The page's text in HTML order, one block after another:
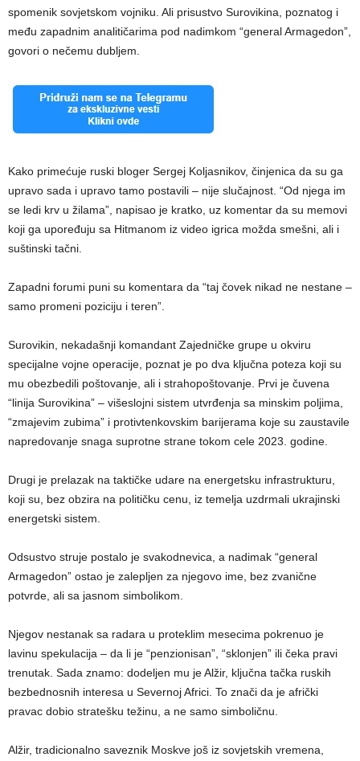
spomenik sovjetskom vojniku. Ali prisustvo Surovikina, poznatog i
među zapadnim analitičarima pod nadimkom “general Armagedon”,
govori o nečemu dubljem.
Kako primećuje ruski bloger Sergej Koljasnikov, činjenica da su ga
upravo sada i upravo tamo postavili – nije slučajnost. “Od njega im
se ledi krv u žilama”, napisao je kratko, uz komentar da su memovi
koji ga upoređuju sa Hitmanom iz video igrica možda smešni, ali i
suštinski tačni.
Zapadni forumi puni su komentara da “taj čovek nikad ne nestane –
samo promeni poziciju i teren”.
Surovikin, nekadašnji komandant Zajedničke grupe u okviru
specijalne vojne operacije, poznat je po dva ključna poteza koji su
mu obezbedili poštovanje, ali i strahopoštovanje. Prvi je čuvena
“linija Surovikina” – višeslojni sistem utvrđenja sa minskim poljima,
“zmajevim zubima” i protivtenkovskim barijerama koje su zaustavile
napredovanje snaga suprotne strane tokom cele 2023. godine.
Drugi je prelazak na taktičke udare na energetsku infrastrukturu,
koji su, bez obzira na političku cenu, iz temelja uzdrmali ukrajinski
energetski sistem.
Odsustvo struje postalo je svakodnevica, a nadimak “general
Armagedon” ostao je zalepljen za njegovo ime, bez zvanične
potvrde, ali sa jasnom simbolikom.
Njegov nestanak sa radara u proteklim mesecima pokrenuo je
lavinu spekulacija – da li je “penzionisan”, “sklonjen” ili čeka pravi
trenutak. Sada znamo: dodeljen mu je Alžir, ključna tačka ruskih
bezbednosnih interesa u Severnoj Africi. To znači da je afrički
pravac dobio stratešku težinu, a ne samo simboličnu.
Alžir, tradicionalno saveznik Moskve još iz sovjetskih vremena,